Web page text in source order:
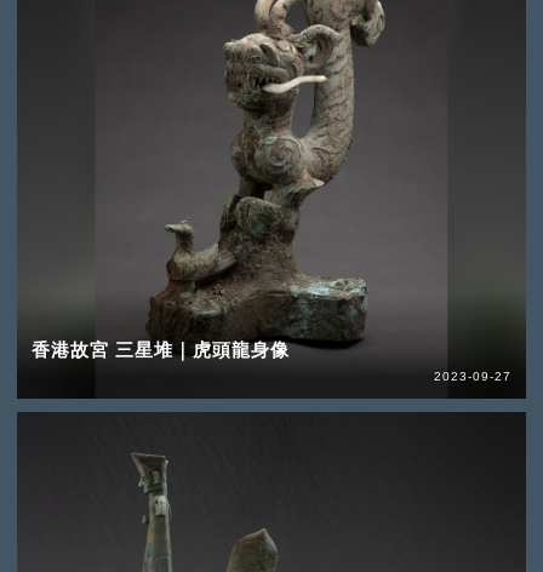
香港故宮 三星堆｜虎頭龍身像
2023-09-27